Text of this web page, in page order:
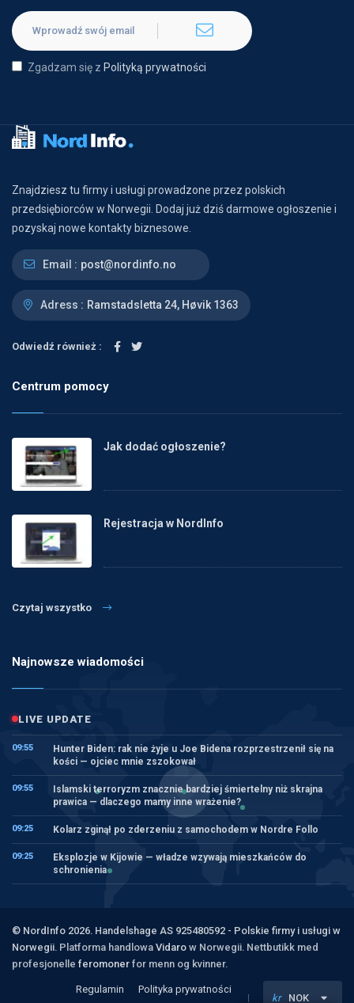
Zgadzam się z Polityką prywatności
Znajdziesz tu firmy i usługi prowadzone przez polskich
przedsiębiorców w Norwegii. Dodaj już dziś darmowe ogłoszenie i
pozyskaj nowe kontakty biznesowe.
Email : post@nordinfo.no
Adress : Ramstadsletta 24, Høvik 1363
Odwiedź również :
Centrum pomocy
Jak dodać ogłoszenie?
Rejestracja w NordInfo
Czytaj wszystko
Najnowsze wiadomości
LIVE UPDATE
09:55
Hunter Biden: rak nie żyje u Joe Bidena rozprzestrzenił się na
kości — ojciec mnie zszokował
09:55
Islamski terroryzm znacznie bardziej śmiertelny niż skrajna
prawica — dlaczego mamy inne wrażenie?
09:25 Kolarz zginął po zderzeniu z samochodem w Nordre Follo
09:25
Eksplozje w Kijowie — władze wzywają mieszkańców do
schronienia
© NordInfo 2026. Handelshage AS 925480592 - Polskie firmy i usługi w
Norwegii. Platforma handlowa Vidaro w Norwegii. Nettbutikk med
profesjonelle feromoner for menn og kvinner.
Regulamin
Polityka prywatności
kr NOK